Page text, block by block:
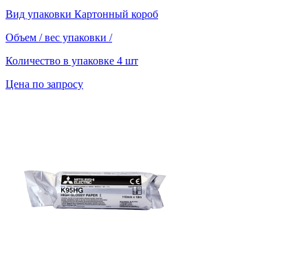
Вид упаковки Картонный короб
Объем / вес упаковки /
Количество в упаковке 4 шт
Цена по запросу